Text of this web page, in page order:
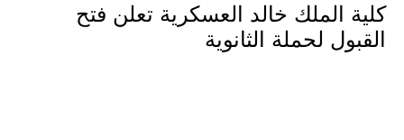
كلية الملك خالد العسكرية تعلن فتح
القبول لحملة الثانوية